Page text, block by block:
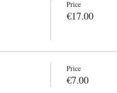
Price
€17.00
Price
€7.00